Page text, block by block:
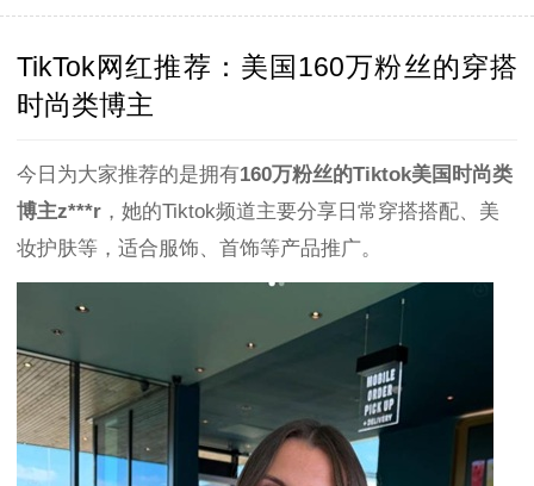
TikTok网红推荐：美国160万粉丝的穿搭
时尚类博主
今日为大家推荐的是拥有160万粉丝的Tiktok美国时尚类
博主z***r ，她的Tiktok频道主要分享日常穿搭搭配、美
妆护肤等，适合服饰、首饰等产品推广。